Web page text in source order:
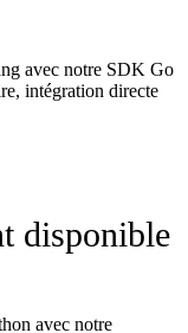
avec notre SDK Go
intégration directe
disponible
avec notre